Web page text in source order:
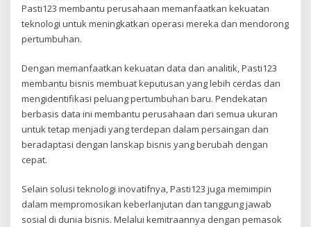
Pasti123 membantu perusahaan memanfaatkan kekuatan
teknologi untuk meningkatkan operasi mereka dan mendorong
pertumbuhan.
Dengan memanfaatkan kekuatan data dan analitik, Pasti123
membantu bisnis membuat keputusan yang lebih cerdas dan
mengidentifikasi peluang pertumbuhan baru. Pendekatan
berbasis data ini membantu perusahaan dari semua ukuran
untuk tetap menjadi yang terdepan dalam persaingan dan
beradaptasi dengan lanskap bisnis yang berubah dengan
cepat.
Selain solusi teknologi inovatifnya, Pasti123 juga memimpin
dalam mempromosikan keberlanjutan dan tanggung jawab
sosial di dunia bisnis. Melalui kemitraannya dengan pemasok